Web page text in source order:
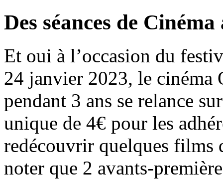
Des séances de
Et oui à l’occasion du
24 janvier 2023, le cinéma
pendant 3 ans se relance
unique de 4€ pour les
redécouvrir quelques films
noter que 2 avants-